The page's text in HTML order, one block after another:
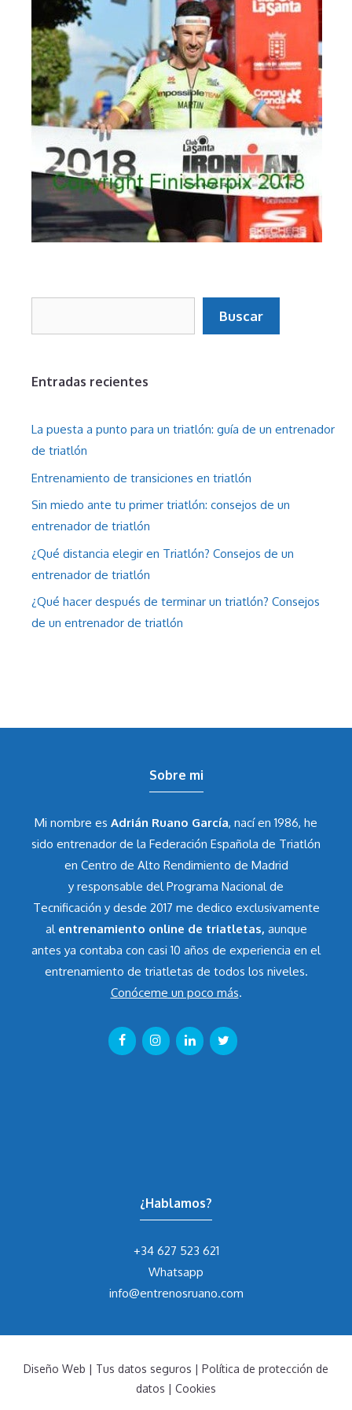
Buscar
Entradas recientes
La puesta a punto para un triatlón: guía de un entrenador
de triatlón
Entrenamiento de transiciones en triatlón
Sin miedo ante tu primer triatlón: consejos de un
entrenador de triatlón
¿Qué distancia elegir en Triatlón? Consejos de un
entrenador de triatlón
¿Qué hacer después de terminar un triatlón? Consejos
de un entrenador de triatlón
Sobre mi
Mi nombre es Adrián Ruano García, nací en 1986, he
sido entrenador de la Federación Española de Triatlón
en Centro de Alto Rendimiento de Madrid
y responsable del Programa Nacional de
Tecnificación y desde 2017 me dedico exclusivamente
al entrenamiento online de triatletas, aunque
antes ya contaba con casi 10 años de experiencia en el
entrenamiento de triatletas de todos los niveles.
Conóceme un poco más.
¿Hablamos?
+34 627 523 621
Whatsapp
info@entrenosruano.com
Diseño Web | Tus datos seguros | Política de protección de
datos | Cookies